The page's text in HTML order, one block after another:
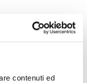
contenuti ed
essere